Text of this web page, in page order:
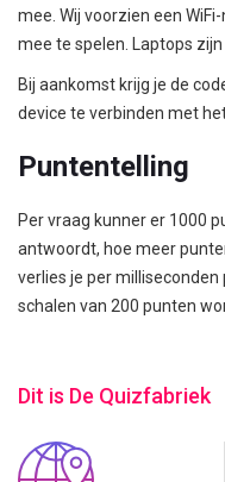
mee. Wij voorzien een
mee te spelen. Laptops
Bij aankomst krijg je de
device te verbinden met het
Puntentelling
Per vraag kunner er 1000
antwoordt, hoe meer
verlies je per
schalen van 200 punten
Dit is De Quizfabriek